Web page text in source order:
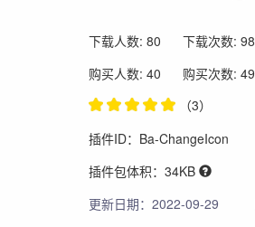
下载人数: 80 下载次数: 98
购买人数: 40
购买次数: 49
（3）
插件ID：Ba-ChangeIcon
插件包体积：34KB
更新日期：2022-09-29